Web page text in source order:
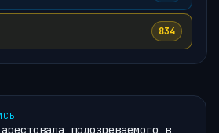
834
подозреваемого в